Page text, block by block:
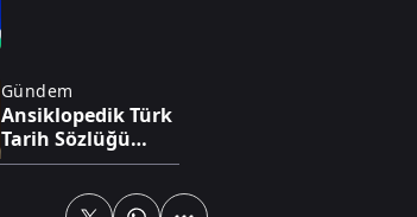
Gündem
Ansiklopedik Türk
Tarih Sözlüğü
yayında